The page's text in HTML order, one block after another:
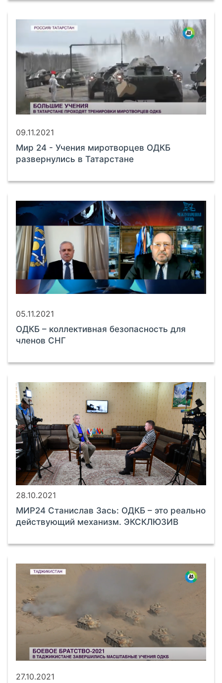
09.11.2021
Мир 24 - Учения миротворцев ОДКБ
развернулись в Татарстане
05.11.2021
ОДКБ – коллективная безопасность для
членов СНГ
28.10.2021
МИР24 Станислав Зась: ОДКБ – это реально
действующий механизм. ЭКСКЛЮЗИВ
27.10.2021